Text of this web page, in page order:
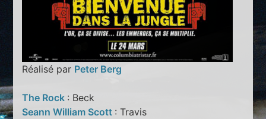
Réalisé par Peter Berg
The Rock : Beck
Seann William Scott : Travis